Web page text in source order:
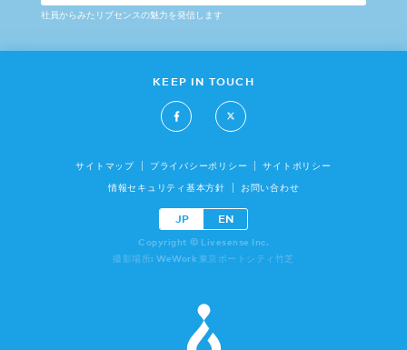
社員からみたリブセンスの魅力を発信します
KEEP IN TOUCH
サイトマップ プライバシーポリシー サイトポリシー
情報セキュリティ基本方針 お問い合わせ
JP EN
Copyright © Livesense Inc.
撮影場所: WeWork 東京ポートシティ竹芝